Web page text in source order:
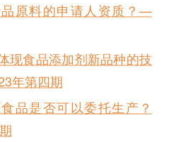
原料的申请人资质？—
现食品添加剂新品种的技
年第四期
品是否可以委托生产？